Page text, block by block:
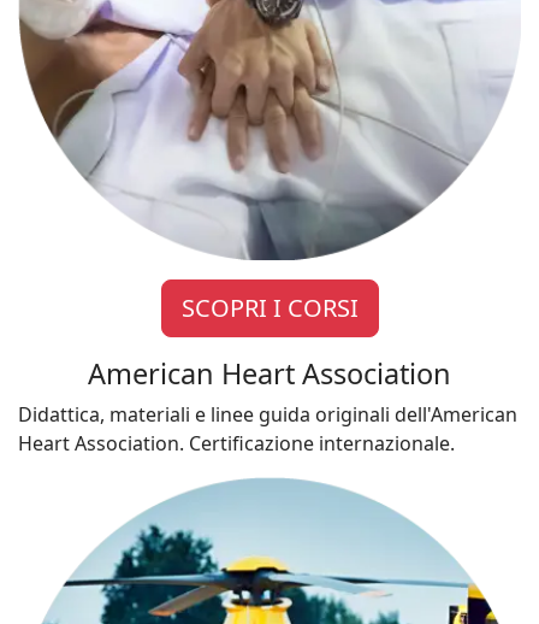
SCOPRI I CORSI
American Heart Association
Didattica, materiali e linee guida originali dell'American
Heart Association. Certificazione internazionale.